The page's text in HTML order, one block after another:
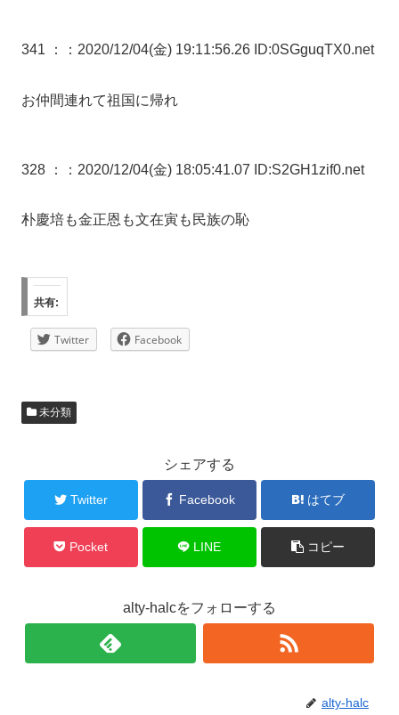
341 ： ：2020/12/04(金) 19:11:56.26 ID:0SGguqTX0.net
お仲間連れて祖国に帰れ
328 ： ：2020/12/04(金) 18:05:41.07 ID:S2GH1zif0.net
朴慶培も金正恩も文在寅も民族の恥
共有:
Twitter Facebook
未分類
シェアする
Twitter Facebook はてブ
Pocket LINE コピー
alty-halcをフォローする
alty-halc